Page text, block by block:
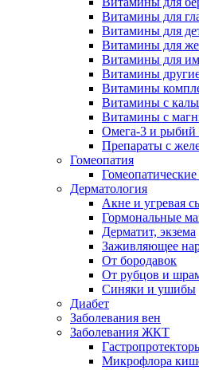
Витамины для
Витамины для
Витамины для
Витамины для
Витамины
Витамины
Витамины с
Витамины с
Омега-3 и
Препараты с
Гомеопатия
Гомеопатические
Дерматология
Акне и угревая
Гормональные
Дерматит, экзема
Заживляющее
От бородавок
От рубцов и
Синяки и ушибы
Диабет
Заболевания вен
Заболевания ЖКТ
Микрофлора